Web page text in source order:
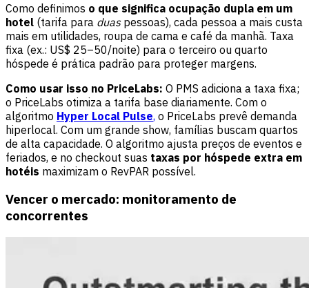
Como definimos o que significa ocupação dupla em um
hotel (tarifa para duaspessoas), cada pessoa a mais custa
mais em utilidades, roupa de cama e café da manhã. Taxa
fixa (ex.: US$ 25–50/noite) para o terceiro ou quarto
hóspede é prática padrão para proteger margens.
Como usar isso no PriceLabs: O PMS adiciona a taxa fixa;
o PriceLabs otimiza a tarifa base diariamente. Com o
algoritmo Hyper Local Pulse, o PriceLabs prevê demanda
hiperlocal. Com um grande show, famílias buscam quartos
de alta capacidade. O algoritmo ajusta preços de eventos e
feriados, e no checkout suas taxas por hóspede extra em
hotéis maximizam o RevPAR possível.
Vencer o mercado: monitoramento de
concorrentes